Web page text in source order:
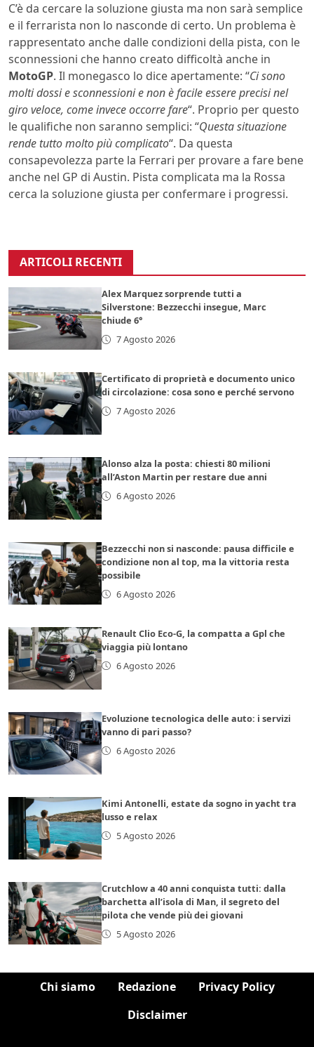
C’è da cercare la soluzione giusta ma non sarà semplice
e il ferrarista non lo nasconde di certo. Un problema è
rappresentato anche dalle condizioni della pista, con le
sconnessioni che hanno creato difficoltà anche in
MotoGP. Il monegasco lo dice apertamente: “Ci sono
molti dossi e sconnessioni e non è facile essere precisi nel
giro veloce, come invece occorre fare“. Proprio per questo
le qualifiche non saranno semplici: “Questa situazione
rende tutto molto più complicato“. Da questa
consapevolezza parte la Ferrari per provare a fare bene
anche nel GP di Austin. Pista complicata ma la Rossa
cerca la soluzione giusta per confermare i progressi.
ARTICOLI RECENTI
Alex Marquez sorprende tutti a
Silverstone: Bezzecchi insegue, Marc
chiude 6°
7 Agosto 2026
Certificato di proprietà e documento unico
di circolazione: cosa sono e perché servono
7 Agosto 2026
Alonso alza la posta: chiesti 80 milioni
all’Aston Martin per restare due anni
6 Agosto 2026
Bezzecchi non si nasconde: pausa difficile e
condizione non al top, ma la vittoria resta
possibile
6 Agosto 2026
Renault Clio Eco-G, la compatta a Gpl che
viaggia più lontano
6 Agosto 2026
Evoluzione tecnologica delle auto: i servizi
vanno di pari passo?
6 Agosto 2026
Kimi Antonelli, estate da sogno in yacht tra
lusso e relax
5 Agosto 2026
Crutchlow a 40 anni conquista tutti: dalla
barchetta all’isola di Man, il segreto del
pilota che vende più dei giovani
5 Agosto 2026
Chi siamo Redazione
Privacy Policy
Disclaimer